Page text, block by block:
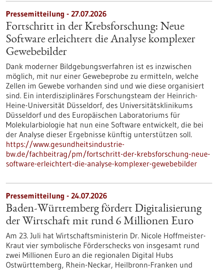
Pressemitteilung - 27.07.2026
Fortschritt in der Krebsforschung: Neue
Software erleichtert die Analyse komplexer
Gewebebilder
Dank moderner Bildgebungsverfahren ist es inzwischen
möglich, mit nur einer Gewebeprobe zu ermitteln, welche
Zellen im Gewebe vorhanden sind und wie diese organisiert
sind. Ein interdisziplinäres Forschungsteam der Heinrich-
Heine-Universität Düsseldorf, des Universitätsklinikums
Düsseldorf und des Europäischen Laboratoriums für
Molekularbiologie hat nun eine Software entwickelt, die bei
der Analyse dieser Ergebnisse künftig unterstützen soll.
https://www.gesundheitsindustrie-
bw.de/fachbeitrag/pm/fortschritt-der-krebsforschung-neue-
software-erleichtert-die-analyse-komplexer-gewebebilder
Pressemitteilung - 24.07.2026
Baden-Württemberg fördert Digitalisierung
der Wirtschaft mit rund 6 Millionen Euro
Am 23. Juli hat Wirtschaftsministerin Dr. Nicole Hoffmeister-
Kraut vier symbolische Förderschecks von insgesamt rund
zwei Millionen Euro an die regionalen Digital Hubs
Ostwürttemberg, Rhein-Neckar, Heilbronn-Franken und